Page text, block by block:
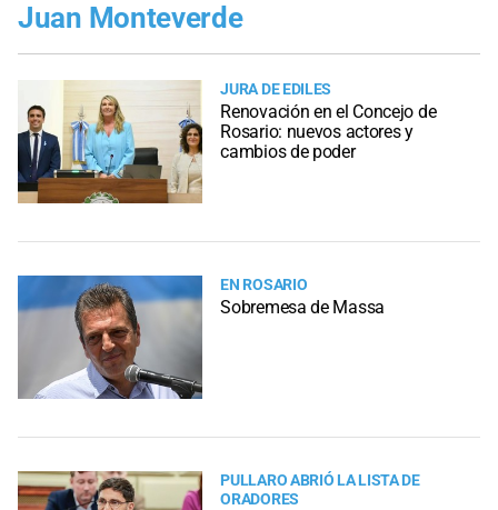
Juan Monteverde
JURA DE EDILES
Renovación en el Concejo de
Rosario: nuevos actores y
cambios de poder
EN ROSARIO
Sobremesa de Massa
PULLARO ABRIÓ LA LISTA DE
ORADORES